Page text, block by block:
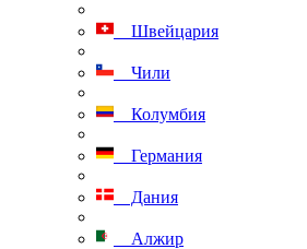
Швейцария
Чили
Колумбия
Германия
Дания
Алжир